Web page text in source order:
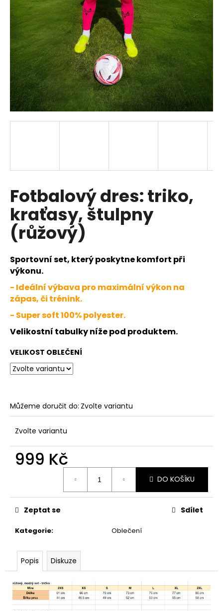
Fotbalový dres: triko,
kraťasy, štulpny
(růžový)
Sportovní set, který poskytne komfort při
výkonu.
- Ideální výbava pro maximální výkon na
zápas, či trénink.
- Super soft 100% polyester.
Velikostní tabulky níže pod produktem.
VELIKOST OBLEČENÍ
Můžeme doručit do: Zvolte variantu
Zvolte variantu
999 Kč
DO KOŠÍKU
Kategorie: Oblečení
Zeptat se Sdílet
Popis Diskuze
a
t
?
o
o
r
u
č
u
e
m
e
JFAM
SPLASH
WHITE
1
099
Kč